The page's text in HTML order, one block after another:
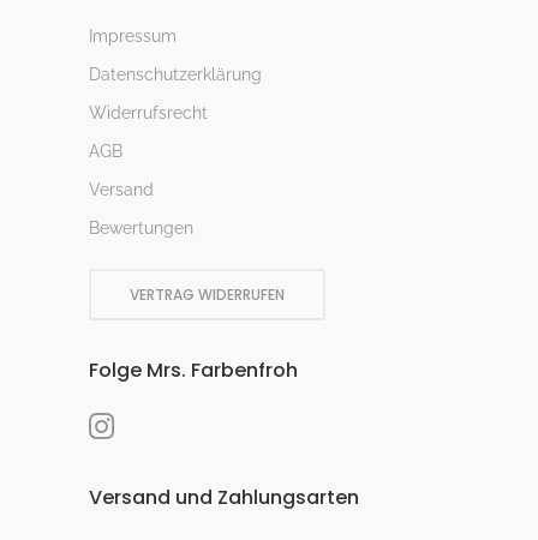
Impressum
Datenschutzerklärung
Widerrufsrecht
AGB
Versand
Bewertungen
VERTRAG WIDERRUFEN
Folge Mrs. Farbenfroh
Versand und Zahlungsarten